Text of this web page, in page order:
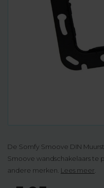
De Somfy Smoove DIN
Smoove wandschakelaars te
andere merken. Lees meer